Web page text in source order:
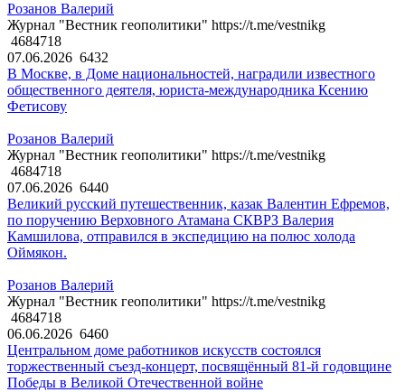
Розанов Валерий
Журнал "Вестник геополитики" https://t.me/vestnikg
4684718
07.06.2026 6432
В Москве, в Доме национальностей, наградили известного
общественного деятеля, юриста-международника Ксению
Фетисову
Розанов Валерий
Журнал "Вестник геополитики" https://t.me/vestnikg
4684718
07.06.2026 6440
Великий русский путешественник, казак Валентин Ефремов,
по поручению Верховного Атамана СКВРЗ Валерия
Камшилова, отправился в экспедицию на полюс холода
Оймякон.
Розанов Валерий
Журнал "Вестник геополитики" https://t.me/vestnikg
4684718
06.06.2026 6460
Центральном доме работников искусств состоялся
торжественный съезд-концерт, посвящённый 81-й годовщине
Победы в Великой Отечественной войне